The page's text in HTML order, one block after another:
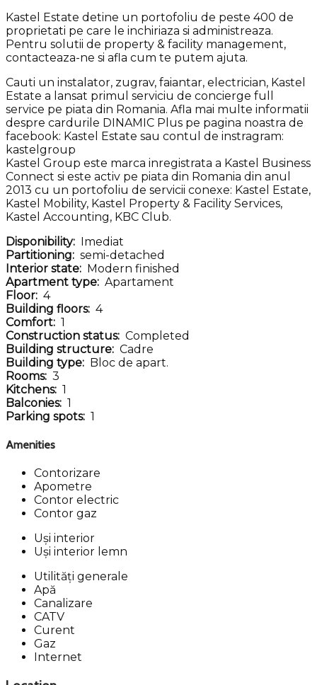
Kastel Estate detine un portofoliu de peste 400 de
proprietati pe care le inchiriaza si administreaza.
Pentru solutii de property & facility management,
contacteaza-ne si afla cum te putem ajuta.
Cauti un instalator, zugrav, faiantar, electrician, Kastel
Estate a lansat primul serviciu de concierge full
service pe piata din Romania. Afla mai multe informatii
despre cardurile DINAMIC Plus pe pagina noastra de
facebook: Kastel Estate sau contul de instragram:
kastelgroup
Kastel Group este marca inregistrata a Kastel Business
Connect si este activ pe piata din Romania din anul
2013 cu un portofoliu de servicii conexe: Kastel Estate,
Kastel Mobility, Kastel Property & Facility Services,
Kastel Accounting, KBC Club.
Disponibility: Imediat
Partitioning: semi-detached
Interior state: Modern finished
Apartment type: Apartament
Floor: 4
Building floors: 4
Comfort: 1
Construction status: Completed
Building structure: Cadre
Building type: Bloc de apart.
Rooms: 3
Kitchens: 1
Balconies: 1
Parking spots: 1
Amenities
Contorizare
Apometre
Contor electric
Contor gaz
Uși interior
Uși interior lemn
Utilități generale
Apă
Canalizare
CATV
Curent
Gaz
Internet